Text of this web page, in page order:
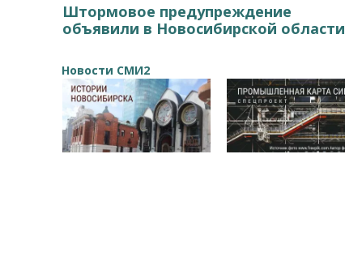
Штормовое предупреждение
объявили в Новосибирской области
Новости СМИ2